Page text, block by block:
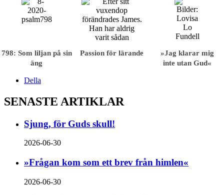
798: Som liljan på sin
äng
Passion för lärande
»Jag klarar mig
inte utan Gud«
Della
SENASTE ARTIKLAR
Sjung, för Guds skull!
2026-06-30
»Frågan kom som ett brev från himlen«
2026-06-30